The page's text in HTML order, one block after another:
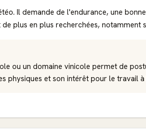
Il demande de l'endurance, une
plus en plus recherchées,
ou un domaine vinicole permet de
physiques et son intérêt pour le travail à